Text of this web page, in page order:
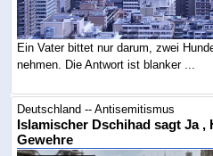
Ein Vater bittet nur darum, zwei
nehmen. Die Antwort ist blanker ...
Deutschland -- Antisemitismus
Islamischer Dschihad sagt Ja ,
Gewehre